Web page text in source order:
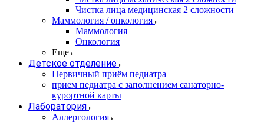
Чистка лица медицинская 2 сложности
Маммология / онкология
Маммология
Онкология
Еще
Детское отделение
Первичный приём педиатра
прием педиатра с заполнением санаторно-
курортной карты
Лаборатория
Аллергология